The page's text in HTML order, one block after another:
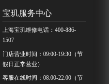
宝玑服务中心
上海宝玑维修电话：400-886-
1507
门店营业时间：09:00-19:30（节
假日正常营业）
客服在线时间：08:00-22:00（节